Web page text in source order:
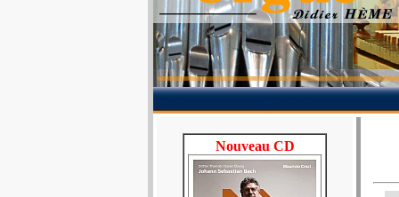
Nouveau CD